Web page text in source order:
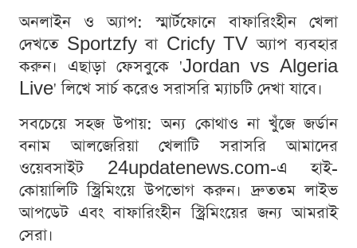
অনলাইন ও অ্যাপ: স্মার্টফোনে বাফারিংহীন খেলা
দেখতে Sportzfy বা Cricfy TV অ্যাপ ব্যবহার
করুন। এছাড়া ফেসবুকে 'Jordan vs Algeria
Live' লিখে সার্চ করেও সরাসরি ম্যাচটি দেখা যাবে।
সবচেয়ে সহজ উপায়: অন্য কোথাও না খুঁজে জর্ডান
বনাম আলজেরিয়া খেলাটি সরাসরি আমাদের
ওয়েবসাইট 24updatenews.com-এ হাই-
কোয়ালিটি স্ট্রিমিংয়ে উপভোগ করুন। দ্রুততম লাইভ
আপডেট এবং বাফারিংহীন স্ট্রিমিংয়ের জন্য আমরাই
সেরা।